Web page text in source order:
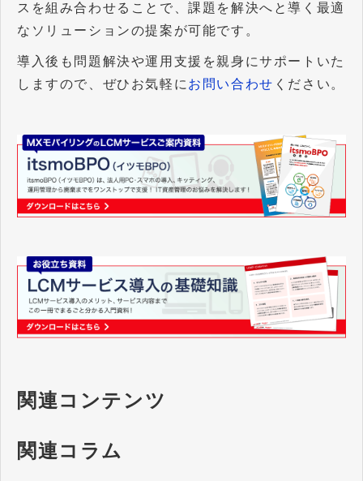
スを組み合わせることで、課題を解決へと導く最適
なソリューションの提案が可能です。
導入後も問題解決や運用支援を親身にサポートいた
しますので、ぜひお気軽に お問い合わせ ください。
関連コンテンツ
関連コラム